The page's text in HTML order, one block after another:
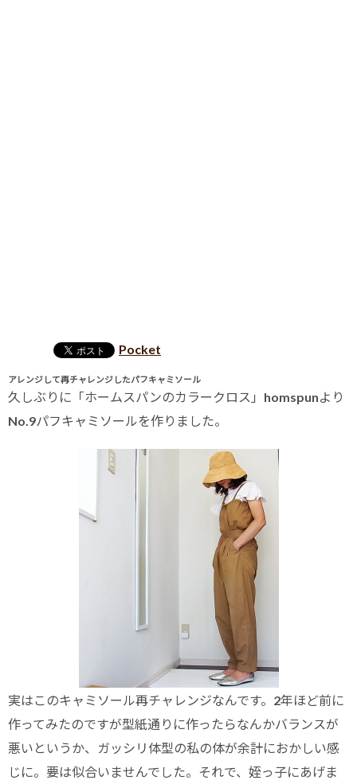
Pocket
アレンジして再チャレンジしたパフキャミソール
久しぶりに「ホームスパンのカラークロス」homspunより
No.9パフキャミソールを作りました。
実はこのキャミソール再チャレンジなんです。2年ほど前に
作ってみたのですが型紙通りに作ったらなんかバランスが
悪いというか、ガッシリ体型の私の体が余計におかしい感
じに。要は似合いませんでした。それで、姪っ子にあげま